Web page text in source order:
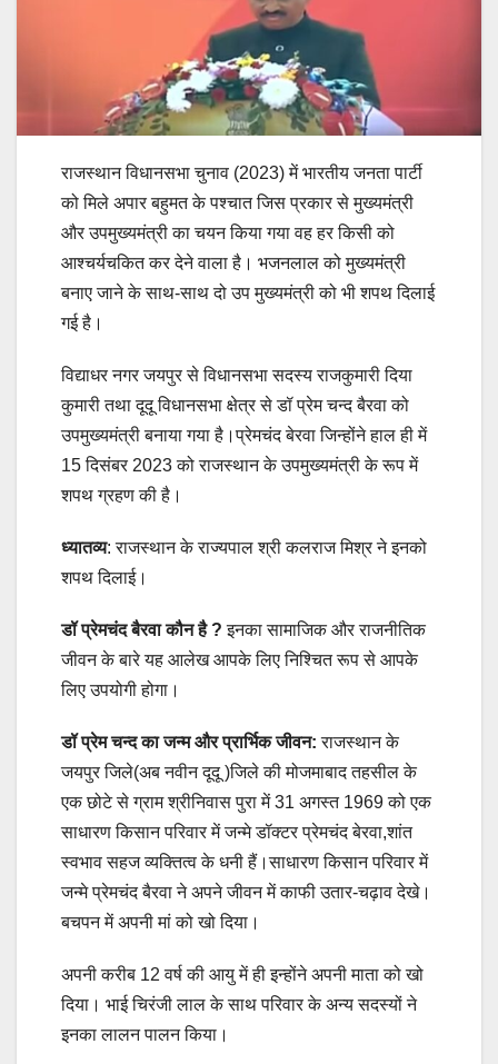
राजस्थान विधानसभा चुनाव (2023) में भारतीय जनता पार्टी
को मिले अपार बहुमत के पश्चात जिस प्रकार से मुख्यमंत्री
और उपमुख्यमंत्री का चयन किया गया वह हर किसी को
आश्चर्यचकित कर देने वाला है। भजनलाल को मुख्यमंत्री
बनाए जाने के साथ-साथ दो उप मुख्यमंत्री को भी शपथ दिलाई
गई है।
विद्याधर नगर जयपुर से विधानसभा सदस्य राजकुमारी दिया
कुमारी तथा दूदू विधानसभा क्षेत्र से डॉ प्रेम चन्द बैरवा को
उपमुख्यमंत्री बनाया गया है।प्रेमचंद बेरवा जिन्होंने हाल ही में
15 दिसंबर 2023 को राजस्थान के उपमुख्यमंत्री के रूप में
शपथ ग्रहण की है।
ध्यातव्य: राजस्थान के राज्यपाल श्री कलराज मिश्र ने इनको
शपथ दिलाई।
डॉ प्रेमचंद बैरवा कौन है ?इनका सामाजिक और राजनीतिक
जीवन के बारे यह आलेख आपके लिए निश्चित रूप से आपके
लिए उपयोगी होगा।
डॉ प्रेम चन्द का जन्म और प्रार्भिक जीवन: राजस्थान के
जयपुर जिले(अब नवीन दूदू )जिले की मोजमाबाद तहसील के
एक छोटे से ग्राम श्रीनिवास पुरा में 31 अगस्त 1969 को एक
साधारण किसान परिवार में जन्मे डॉक्टर प्रेमचंद बेरवा,शांत
स्वभाव सहज व्यक्तित्व के धनी हैं।साधारण किसान परिवार में
जन्मे प्रेमचंद बैरवा ने अपने जीवन में काफी उतार-चढ़ाव देखे।
बचपन में अपनी मां को खो दिया।
अपनी करीब 12 वर्ष की आयु में ही इन्होंने अपनी माता को खो
दिया। भाई चिरंजी लाल के साथ परिवार के अन्य सदस्यों ने
इनका लालन पालन किया।